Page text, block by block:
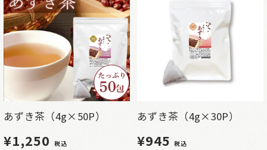
あずき茶（4g×50P）
¥1,250 税込
あずき茶（4g×30P）
¥945税込